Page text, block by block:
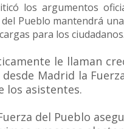
los argumentos
Pueblo mantendrá
para los ciudadanos.
le llaman
Madrid la
los asistentes.
del Pueblo